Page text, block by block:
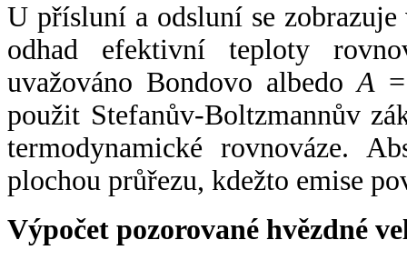
U přísluní a odsluní se
odhad efektivní teploty
uvažováno Bondovo albedoA
použit Stefanův-Boltzmannův
termodynamické rovnováze.
plochou průřezu, kdežto emise
Výpočet pozorované hvězdné